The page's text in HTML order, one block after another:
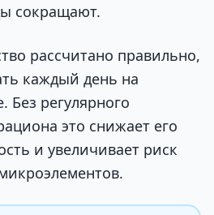
сокращают.
рассчитано правильно,
каждый день на
Без регулярного
это снижает его
и увеличивает риск